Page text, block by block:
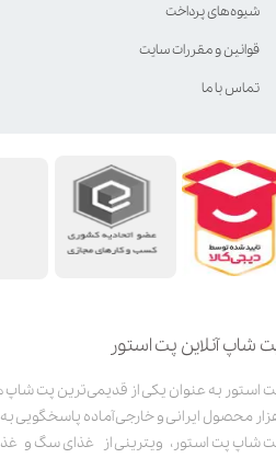
شاپ آنلاین پت استور
محصول ایرانی و خارجی آماده
شاپ پت استور، ویترینی از غذای سگ و
شیوه‌های پرداخت
قوانین و مقررات سایت
تماس با ما